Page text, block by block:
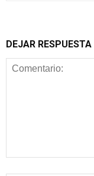
DEJAR RESPUESTA